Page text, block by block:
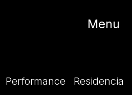
Menu
Performance
Residencia